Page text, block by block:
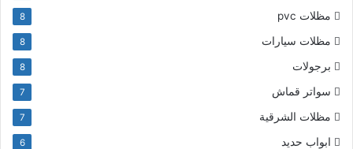
مظلات pvc 8
مظلات سيارات 8
برجولات 8
سواتر قماش 7
مظلات الشرقية 7
ابواب حديد 6